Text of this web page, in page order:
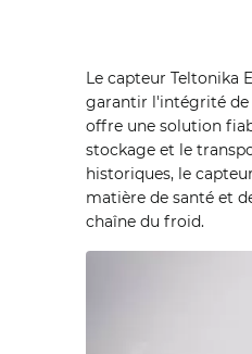
Le capteur Teltonika
garantir l'intégrité de
offre une solution
stockage et le
historiques, le
matière de santé et
chaîne du froid.